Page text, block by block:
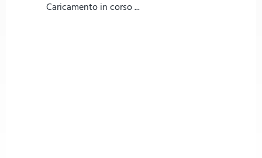
Caricamento in corso ...